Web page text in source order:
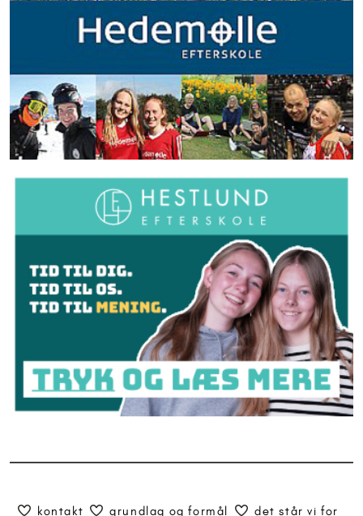
kontakt grundlag og formål det står vi for